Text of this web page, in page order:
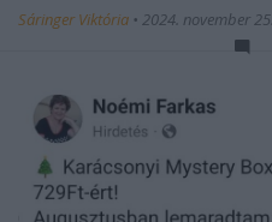
Sáringer Viktória • 2024. november 25.